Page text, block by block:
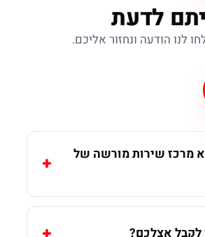
לדעת
לנו הודעה ונחזור אליכם.
מרכז שירות מורשה של
לקבל אצלכם?